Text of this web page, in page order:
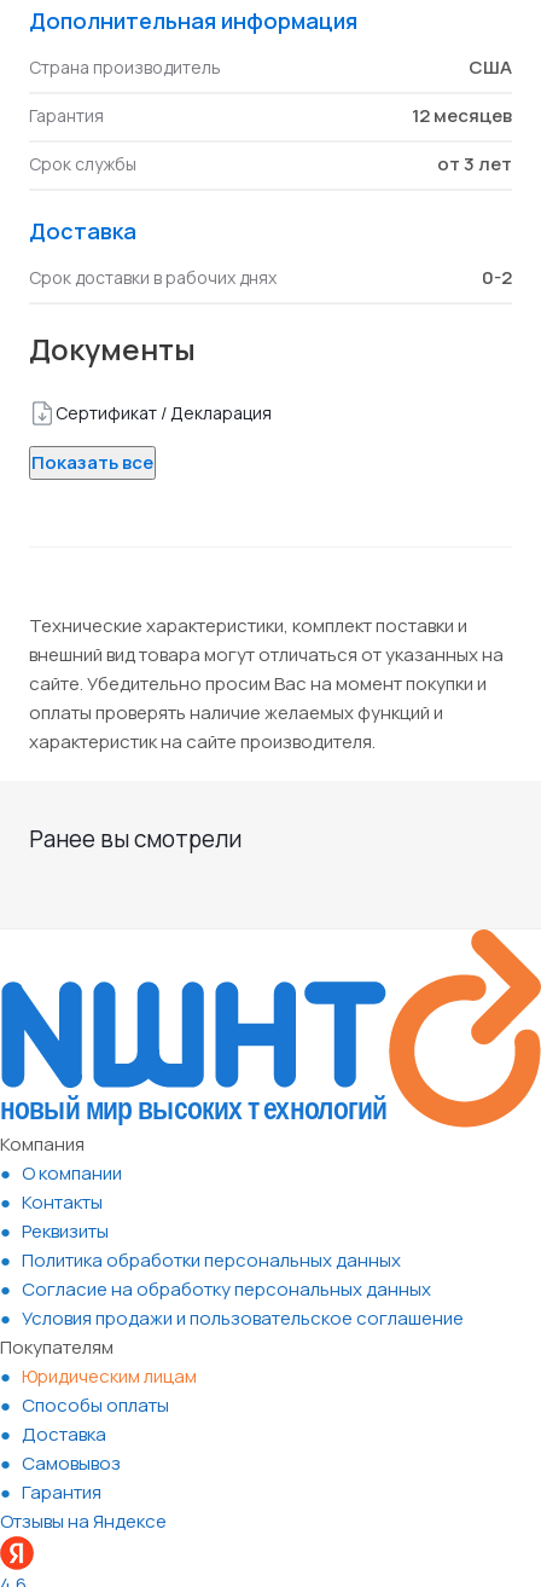
Дополнительная информация
Страна производитель США
Гарантия 12 месяцев
Срок службы от 3 лет
Доставка
Срок доставки в рабочих днях 0-2
Документы
Сертификат / Декларация
Показать все
Технические характеристики, комплект поставки и
внешний вид товара могут отличаться от указанных на
сайте. Убедительно просим Вас на момент покупки и
оплаты проверять наличие желаемых функций и
характеристик на сайте производителя.
Ранее вы смотрели
Компания
О компании
Контакты
Реквизиты
Политика обработки персональных данных
Согласие на обработку персональных данных
Условия продажи и пользовательское соглашение
Покупателям
Юридическим лицам
Способы оплаты
Доставка
Самовывоз
Гарантия
Отзывы на Яндексе